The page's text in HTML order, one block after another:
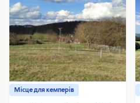
Місце для кемперів